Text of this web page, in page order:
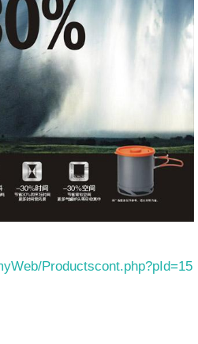
Productscont.php?pId=15